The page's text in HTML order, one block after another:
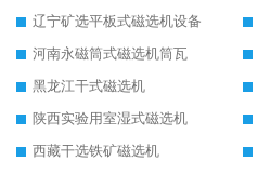
辽宁矿选平板式磁选机设备
河南永磁筒式磁选机筒瓦
黑龙江干式磁选机
陕西实验用室湿式磁选机
西藏干选铁矿磁选机